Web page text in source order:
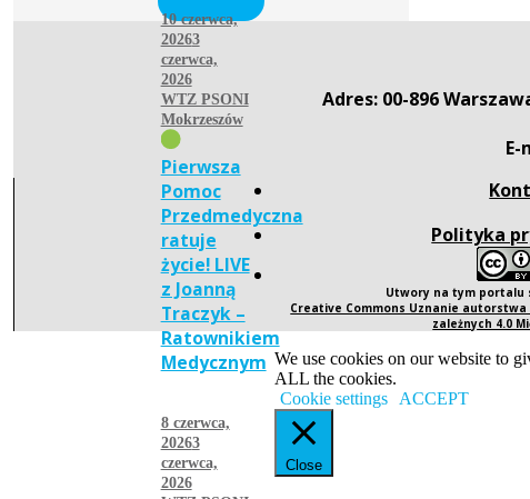
10 czerwca,
20263
czerwca,
2026
WTZ PSONI
Mokrzeszów
Pierwsza
Pomoc
Przedmedyczna
ratuje
życie! LIVE
z Joanną
Traczyk –
Ratownikiem
Medycznym
8 czerwca,
20263
czerwca,
2026
Adres: 00-896
Polityka
Utwory na tym portalu
Creative Commons Uznanie
zależnych 4.0
We use cookies on our website to
ALL the cookies.
Cookie settings
ACCEPT
Close